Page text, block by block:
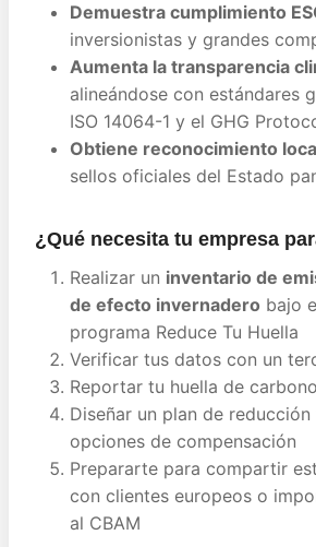
Demuestra cumplimiento
inversionistas y grandes
Aumenta la transparencia
alineándose con estándares
ISO 14064-1 y el GHG
Obtiene reconocimiento
sellos oficiales del Estado
¿Qué necesita tu empresa
Realizar un inventario de
de efecto invernadero bajo
programa Reduce Tu Huella
Verificar tus datos con un
Reportar tu huella de
Diseñar un plan de
opciones de compensación
Prepararte para compartir
con clientes europeos o
al CBAM